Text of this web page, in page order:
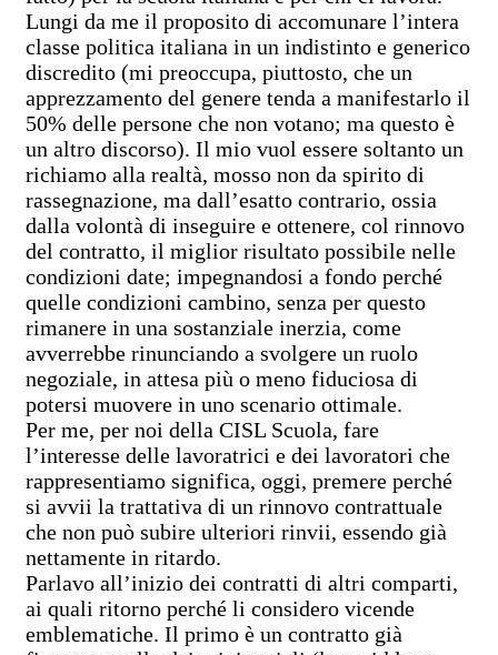
Lungi da me il proposito di accomunare l’intera
classe politica italiana in un indistinto e generico
discredito (mi preoccupa, piuttosto, che un
apprezzamento del genere tenda a manifestarlo il
50% delle persone che non votano; ma questo è
un altro discorso). Il mio vuol essere soltanto un
richiamo alla realtà, mosso non da spirito di
rassegnazione, ma dall’esatto contrario, ossia
dalla volontà di inseguire e ottenere, col rinnovo
del contratto, il miglior risultato possibile nelle
condizioni date; impegnandosi a fondo perché
quelle condizioni cambino, senza per questo
rimanere in una sostanziale inerzia, come
avverrebbe rinunciando a svolgere un ruolo
negoziale, in attesa più o meno fiduciosa di
potersi muovere in uno scenario ottimale.
Per me, per noi della CISL Scuola, fare
l’interesse delle lavoratrici e dei lavoratori che
rappresentiamo significa, oggi, premere perché
si avvii la trattativa di un rinnovo contrattuale
che non può subire ulteriori rinvii, essendo già
nettamente in ritardo.
Parlavo all’inizio dei contratti di altri comparti,
ai quali ritorno perché li considero vicende
emblematiche. Il primo è un contratto già